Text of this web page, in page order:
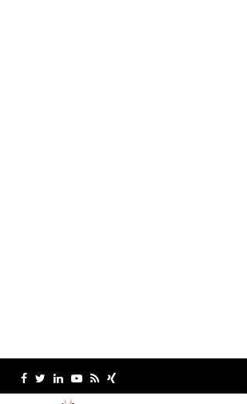
Facebook
TwitterLinkedinYoutube
RssXing